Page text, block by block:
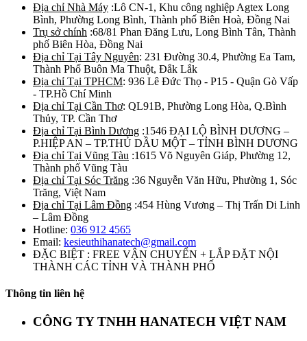
Địa chỉ Nhà Máy :Lô CN-1, Khu công nghiệp Agtex Long
Bình, Phường Long Bình, Thành phố Biên Hoà, Đồng Nai
Trụ sở chính :68/81 Phan Đăng Lưu, Long Bình Tân, Thành
phố Biên Hòa, Đồng Nai
Địa chỉ Tại Tây Nguyên: 231 Đường 30.4, Phường Ea Tam,
Thành Phố Buôn Ma Thuột, Đắk Lắk
Địa chỉ Tại TPHCM: 936 Lê Đức Thọ - P15 - Quận Gò Vấp
- TP.Hồ Chí Minh
Địa chỉ Tại Cần Thơ: QL91B, Phường Long Hòa, Q.Bình
Thủy, TP. Cần Thơ
Địa chỉ Tại Bình Dương :1546 ĐẠI LỘ BÌNH DƯƠNG –
P.HIỆP AN – TP.THỦ DẦU MỘT – TỈNH BÌNH DƯƠNG
Địa chỉ Tại Vũng Tàu :1615 Võ Nguyên Giáp, Phường 12,
Thành phố Vũng Tàu
Địa chỉ Tại Sóc Trăng :36 Nguyễn Văn Hữu, Phường 1, Sóc
Trăng, Việt Nam
Địa chỉ Tại Lâm Đồng :454 Hùng Vương – Thị Trấn Di Linh
– Lâm Đồng
Hotline: 036 912 4565
Email: kesieuthihanatech@gmail.com
ĐẶC BIỆT : FREE VẬN CHUYỂN + LẮP ĐẶT NỘI
THÀNH CÁC TỈNH VÀ THÀNH PHỐ
Thông tin liên hệ
CÔNG TY TNHH HANATECH VIỆT NAM